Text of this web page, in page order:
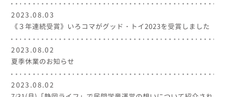
2023.08.03
《３年連続受賞》いろコマがグッド・トイ2023を受賞しました
2023.08.02
夏季休業のお知らせ
2023.08.02